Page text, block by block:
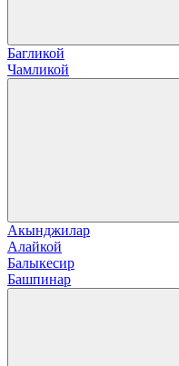
Багликой
Чамликой
Акынджилар
Алайкой
Балыкесир
Башпинар